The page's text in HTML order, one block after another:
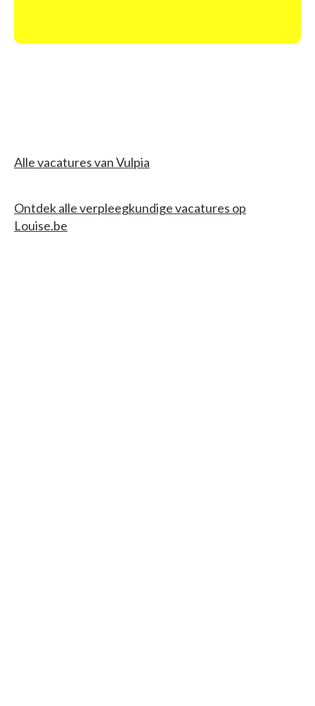
Alle vacatures van Vulpia
Ontdek alle verpleegkundige vacatures op
Louise.be